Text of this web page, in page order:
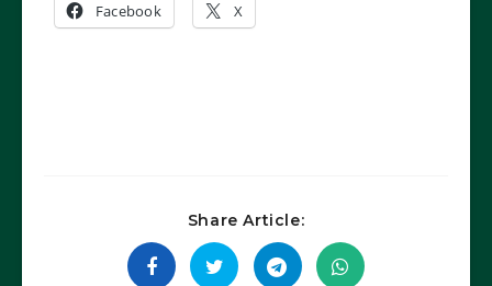
Facebook X
Share Article: